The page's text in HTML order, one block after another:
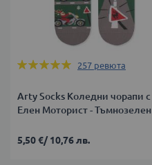
Оценка:
257 ревюта
Arty Socks Коледни чорапи с
Елен Моторист - Тъмнозелен
5,50 €/10,76 лв.